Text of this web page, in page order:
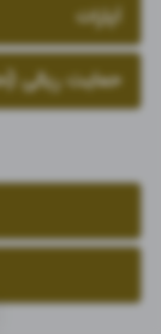
آپارات
حمایت ریالی